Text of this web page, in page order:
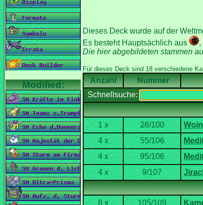
Dieses Deck wurde auf der
Es besteht Hauptsächlich aus
,
Die hier abgebildeten stammen
Nummer
Schnellsuche: